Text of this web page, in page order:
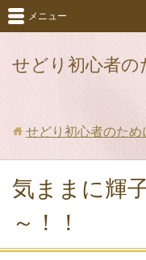
せどり初心者の
メニュー
せどり初心者のため
気ままに輝
～！！